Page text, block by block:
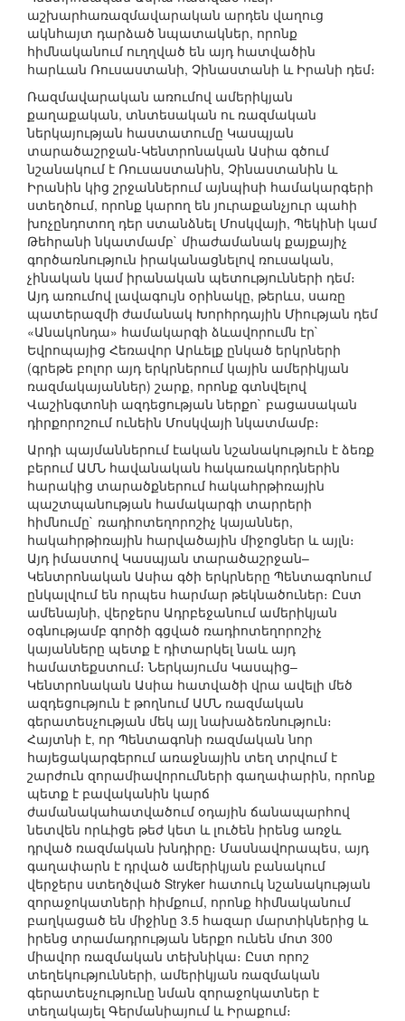
աշխարհառազմավարական արդեն վաղուց
ակնհայտ դարձած նպատակներ, որոնք
հիմնականում ուղղված են այդ հատվածին
հարևան Ռուսաստանի, Չինաստանի և Իրանի դեմ։
Ռազմավարական առումով ամերիկյան
քաղաքական, տնտեսական ու ռազմական
ներկայության հաստատումը Կասպյան
տարածաշրջան-Կենտրոնական Ասիա գծում
նշանակում է Ռուսաստանին, Չինաստանին և
Իրանին կից շրջաններում այնպիսի համակարգերի
ստեղծում, որոնք կարող են յուրաքանչյուր պահի
խոչընդոտող դեր ստանձնել Մոսկվայի, Պեկինի կամ
Թեհրանի նկատմամբ` միաժամանակ քայքայիչ
գործառնություն իրականացնելով ռուսական,
չինական կամ իրանական պետությունների դեմ։
Այդ առումով լավագույն օրինակը, թերևս, սառը
պատերազմի ժամանակ Խորհրդային Միության դեմ
«Անակոնդա» համակարգի ձևավորումն էր`
Եվրոպայից Հեռավոր Արևելք ընկած երկրների
(գրեթե բոլոր այդ երկրներում կային ամերիկյան
ռազմակայաններ) շարք, որոնք գտնվելով
Վաշինգտոնի ազդեցության ներքո` բացասական
դիրքորոշում ունեին Մոսկվայի նկատմամբ։
Արդի պայմաններում էական նշանակություն է ձեռք
բերում ԱՄՆ հավանական հակառակորդներին
հարակից տարածքներում հակահրթիռային
պաշտպանության համակարգի տարրերի
հիմնումը` ռադիոտեղորոշիչ կայաններ,
հակահրթիռային հարվածային միջոցներ և այլն։
Այդ իմաստով Կասպյան տարածաշրջան–
Կենտրոնական Ասիա գծի երկրները Պենտագոնում
ընկալվում են որպես հարմար թեկնածուներ։ Ըստ
ամենայնի, վերջերս Ադրբեջանում ամերիկյան
օգնությամբ գործի գցված ռադիոտեղորոշիչ
կայանները պետք է դիտարկել նաև այդ
համատեքստում։ Ներկայումս Կասպից–
Կենտրոնական Ասիա հատվածի վրա ավելի մեծ
ազդեցություն է թողնում ԱՄՆ ռազմական
գերատեսչության մեկ այլ նախաձեռնություն։
Հայտնի է, որ Պենտագոնի ռազմական նոր
հայեցակարգերում առաջնային տեղ տրվում է
շարժուն զորամիավորումների գաղափարին, որոնք
պետք է բավականին կարճ
ժամանակահատվածում օդային ճանապարհով
նետվեն որևիցե թեժ կետ և լուծեն իրենց առջև
դրված ռազմական խնդիրը։ Մասնավորապես, այդ
գաղափարն է դրված ամերիկյան բանակում
վերջերս ստեղծված Stryker հատուկ նշանակության
զորաջոկատների հիմքում, որոնք հիմնականում
բաղկացած են միջինը 3.5 հազար մարտիկներից և
իրենց տրամադրության ներքո ունեն մոտ 300
միավոր ռազմական տեխնիկա։ Ըստ որոշ
տեղեկությունների, ամերիկյան ռազմական
գերատեսչությունը նման զորաջոկատներ է
տեղակայել Գերմանիայում և Իրաքում։